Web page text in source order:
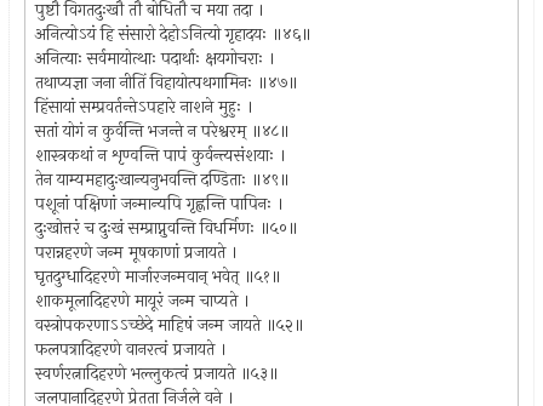
पुष्टौ विगतदुःखौ तौ बोधितौ च मया तदा ।
अनित्योऽयं हि संसारो देहोऽनित्यो गृहादयः ॥४६॥
अनित्याः सर्वमायोत्थाः पदार्थाः क्षयगोचराः ।
तथाप्यज्ञा जना नीतिं विहायोत्पथगामिनः ॥४७॥
हिंसायां सम्प्रवर्तन्तेऽपहारे नाशने मुहुः ।
सतां योगं न कुर्वन्ति भजन्ते न परेश्वरम् ॥४८॥
शास्त्रकथां न शृण्वन्ति पापं कुर्वन्त्यसंशयाः ।
तेन याम्यमहादुःखान्यनुभवन्ति दण्डिताः ॥४९॥
पशूनां पक्षिणां जन्मान्यपि गृह्णन्ति पापिनः ।
दुःखोत्तरं च दुःखं सम्प्राप्नुवन्ति विधर्मिणः ॥५०॥
परान्नहरणे जन्म मूषकाणां प्रजायते ।
घृतदुग्धादिहरणे मार्जारजन्मवान् भवेत् ॥५१॥
शाकमूलादिहरणे मायूरं जन्म चाप्यते ।
वस्त्रोपकरणाऽऽच्छेदे माहिषं जन्म जायते ॥५२॥
फलपत्रादिहरणे वानरत्वं प्रजायते ।
स्वर्णरत्नादिहरणे भल्लुकत्वं प्रजायते ॥५३॥
जलपानादिहरणे प्रेतता निर्जले वने ।